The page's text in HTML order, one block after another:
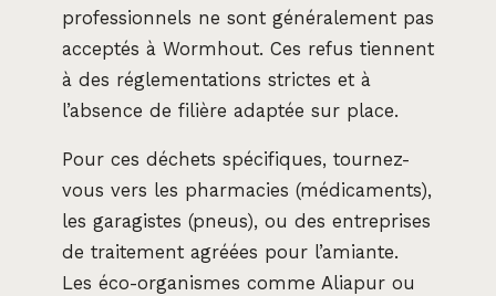
professionnels ne sont généralement pas
acceptés à Wormhout. Ces refus tiennent
à des réglementations strictes et à
l’absence de filière adaptée sur place.
Pour ces déchets spécifiques, tournez-
vous vers les pharmacies (médicaments),
les garagistes (pneus), ou des entreprises
de traitement agréées pour l’amiante.
Les éco-organismes comme Aliapur ou